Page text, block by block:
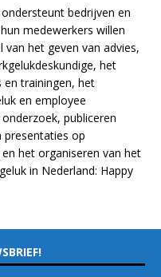
bedrijven en
medewerkers willen
het geven van advies,
het
en trainingen, het
en employee
onderzoek, publiceren
presentaties op
het organiseren van het
in Nederland: Happy